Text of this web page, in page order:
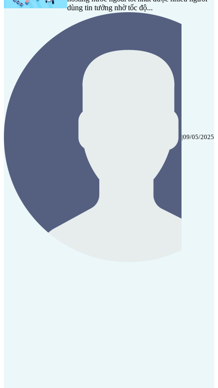
dùng tin tưởng nhờ tốc độ...
|09/05/2025